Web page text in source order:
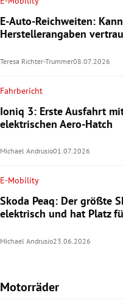
E-Auto-Reichweiten:
Herstellerangaben
Teresa Richter-Trummer08.07.2026
Fahrbericht
Ioniq 3: Erste Ausfahrt
elektrischen Aero-Hatch
Michael Andrusio01.07.2026
E-Mobility
Skoda Peaq: Der größte
elektrisch und hat Platz
Michael Andrusio23.06.2026
Motorräder